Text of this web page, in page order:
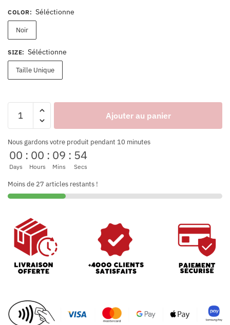
COLOR: Séléctionne
Noir
SIZE: Séléctionne
Taille Unique
Ajouter au panier
Nous gardons votre produit pendant 10 minutes
00
Days
: 00
Hours
: 09
Mins
: 53
Secs
Moins de 27 articles restants !